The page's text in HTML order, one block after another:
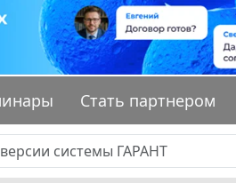
Стать партнером